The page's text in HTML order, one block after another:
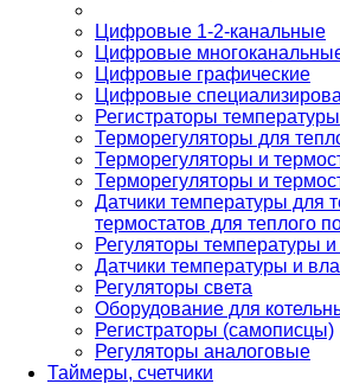
Цифровые 1-2-канальные
Цифровые
Цифровые графические
Цифровые
Регистраторы температуры
Терморегуляторы для
Терморегуляторы и
Терморегуляторы и
Датчики температуры для
термостатов для теплого
Регуляторы температуры
Датчики температуры и
Регуляторы света
Оборудование для
Регистраторы (самописцы)
Регуляторы аналоговые
Таймеры, счетчики